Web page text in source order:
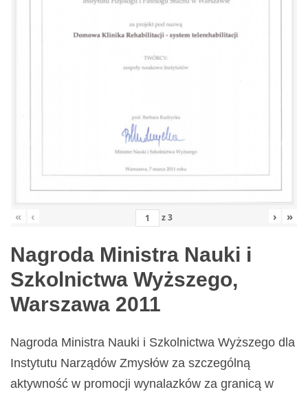
« ‹ z3 › »
Nagroda Ministra Nauki i
Szkolnictwa Wyższego,
Warszawa 2011
Nagroda Ministra Nauki i Szkolnictwa Wyższego dla
Instytutu Narządów Zmysłów za szczególną
aktywność w promocji wynalazków za granicą w